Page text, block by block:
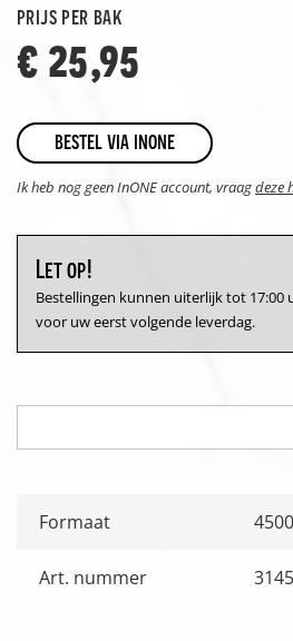
prijs per bak
€ 25,95
bestel via inone
Ik heb nog geen InONE account, vraagdeze
Let op!
Bestellingen kunnen uiterlijk tot 17:00
voor uw eerst volgende leverdag.
Formaat
Art. nummer